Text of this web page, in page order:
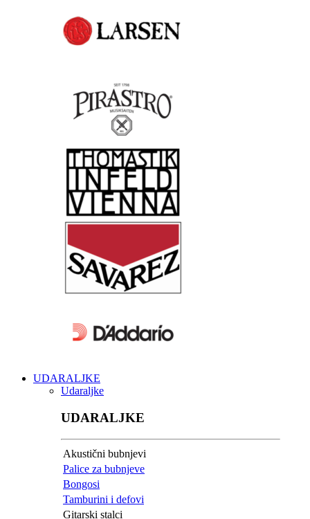
UDARALJKE
Udaraljke
UDARALJKE
Akustični bubnjevi
Palice za bubnjeve
Bongosi
Tamburini i defovi
Gitarski stalci